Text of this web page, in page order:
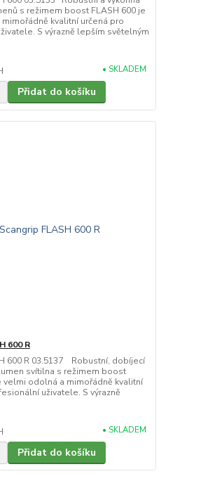
s režimem boost FLASH 600 je
kvalitní určená pro
S výrazně lepším světelným
• SKLADEM
Přidat do košíku
600 R
600 R 03.5137 Robustní, dobíjecí
svítilna s režimem boost
velmi odolná a mimořádně kvalitní
uživatele. S výrazně
• SKLADEM
Přidat do košíku